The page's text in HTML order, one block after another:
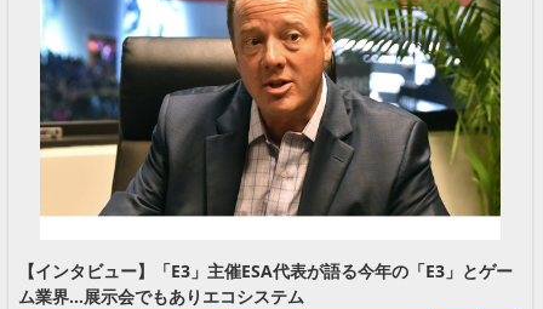
【インタビュー】「E3」主催ESA代表が語る今年の「E3」とゲー
ム業界…展示会でもありエコシステム